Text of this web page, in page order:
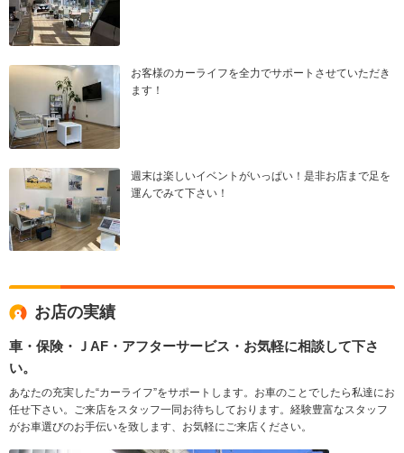
お客様のカーライフを全力でサポートさせていただき
ます！
週末は楽しいイベントがいっぱい！是非お店まで足を
運んでみて下さい！
お店の実績
車・保険・ＪAF・アフターサービス・お気軽に相談して下さ
い。
あなたの充実した“カーライフ”をサポートします。お車のことでしたら私達にお
任せ下さい。ご来店をスタッフ一同お待ちしております。経験豊富なスタッフ
がお車選びのお手伝いを致します、お気軽にご来店ください。